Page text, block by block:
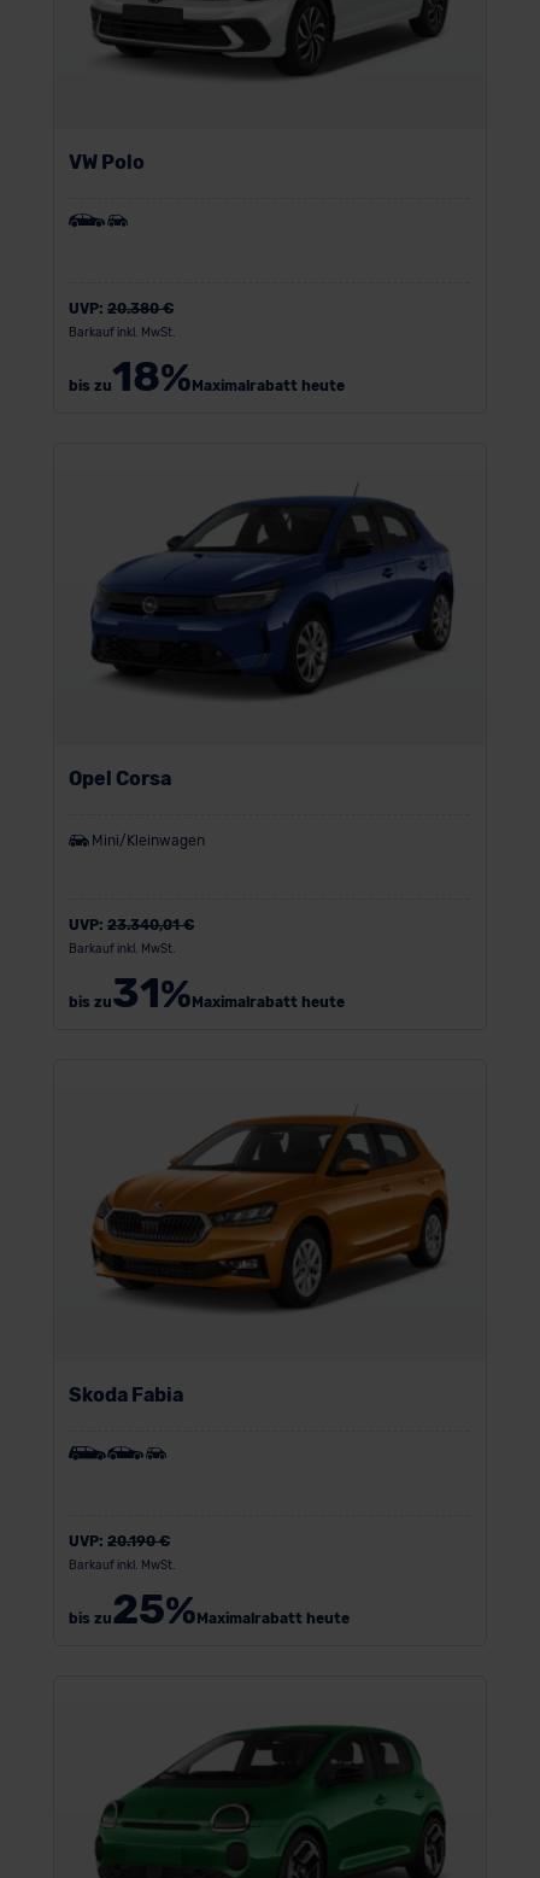
VW Polo
UVP: 20.380 €
Barkauf inkl. MwSt.
bis zu18% Maximalrabatt heute
Opel Corsa
Mini/Kleinwagen
UVP: 23.340,01 €
Barkauf inkl. MwSt.
bis zu31% Maximalrabatt heute
Skoda Fabia
UVP: 20.190 €
Barkauf inkl. MwSt.
bis zu25%Maximalrabatt heute